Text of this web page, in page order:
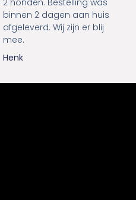
2 honden. Bestelling was
binnen 2 dagen aan huis
afgeleverd. Wij zijn er blij
mee.
Henk